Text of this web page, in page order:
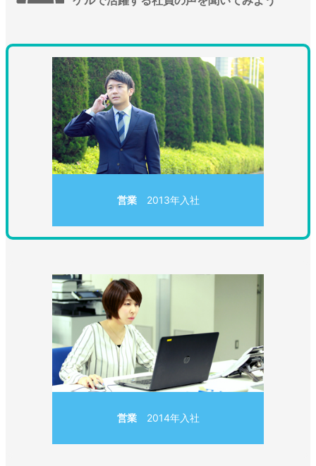
営業2013年入社
営業2014年入社